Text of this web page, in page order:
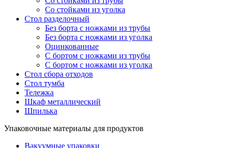
Со стойками из уголка
Стол разделочный
Без борта с ножками из трубы
Без борта с ножками из уголка
Оцинкованные
С бортом с ножками из трубы
С бортом с ножками из уголка
Стол сбора отходов
Стол тумба
Тележка
Шкаф металлический
Шпилька
Упаковочные материалы для продуктов
Вакуумные упаковки